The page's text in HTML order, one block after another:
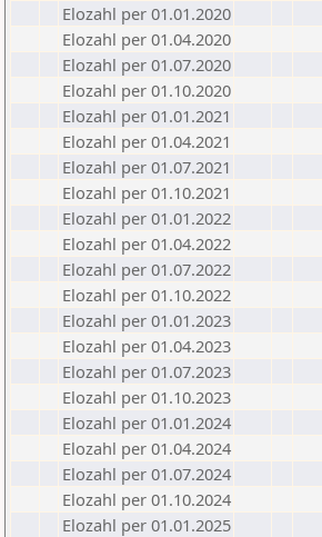
Elozahl per 01.01.2020
Elozahl per 01.04.2020
Elozahl per 01.07.2020
Elozahl per 01.10.2020
Elozahl per 01.01.2021
Elozahl per 01.04.2021
Elozahl per 01.07.2021
Elozahl per 01.10.2021
Elozahl per 01.01.2022
Elozahl per 01.04.2022
Elozahl per 01.07.2022
Elozahl per 01.10.2022
Elozahl per 01.01.2023
Elozahl per 01.04.2023
Elozahl per 01.07.2023
Elozahl per 01.10.2023
Elozahl per 01.01.2024
Elozahl per 01.04.2024
Elozahl per 01.07.2024
Elozahl per 01.10.2024
Elozahl per 01.01.2025